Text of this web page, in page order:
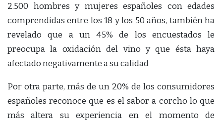
2.500 hombres y mujeres españoles con edades
comprendidas entre los 18 y los 50 años, también ha
revelado que a un 45% de los encuestados le
preocupa la oxidación del vino y que ésta haya
afectado negativamente a su calidad
Por otra parte, más de un 20% de los consumidores
españoles reconoce que es el sabor a corcho lo que
más altera su experiencia en el momento de